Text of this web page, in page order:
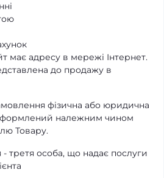
має адресу в мережі Інтернет.
​​до продажу в
фізична або юридична
належним чином
Товару.
третя особа, що надає послуги